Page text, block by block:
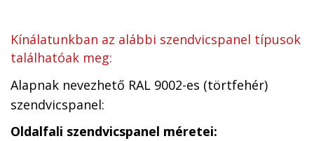
Kínálatunkban az alábbi szendvicspanel típusok
találhatóak meg:
Alapnak nevezhető RAL 9002-es (törtfehér)
szendvicspanel:
Oldalfali szendvicspanel méretei: